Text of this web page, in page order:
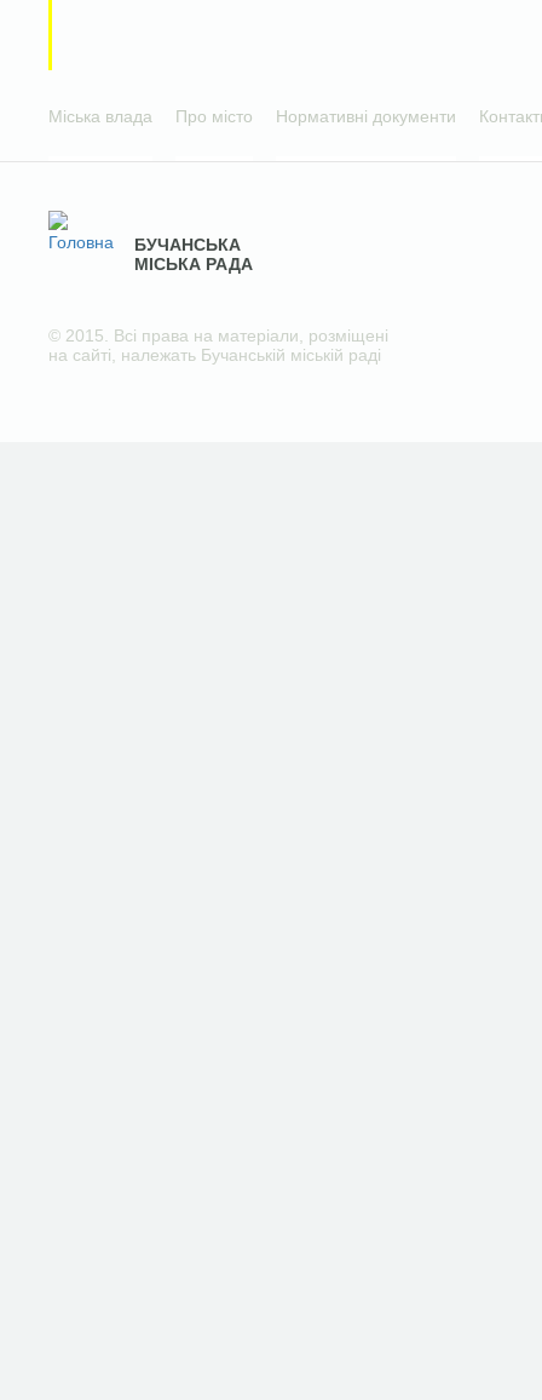
Міська влада Про місто Нормативні документи
БУЧАНСЬКА
МІСЬКА РАДА
© 2015. Всі права на матеріали, розміщені
на сайті, належать Бучанській міській раді